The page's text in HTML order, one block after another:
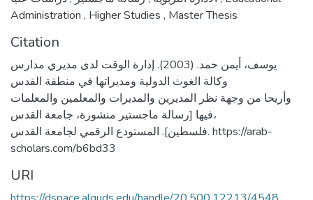
Administration , Higher Studies , Master Thesis
Citation
يوسف، أيمن حمد. (2003). إدارة الوقت لدى مديري مدارس
وكالة الغوث الدولية ومديراتها في منطقة القدس
وأريحا من وجهة نظر المديرين والمديرات والمعلمين والمعلمات
فيها [رسالة ماجستير منشورة، جامعة القدس،
فلسطين]. المستودع الرقمي لجامعة القدس. https://arab-
scholars.com/b6bd33
URI